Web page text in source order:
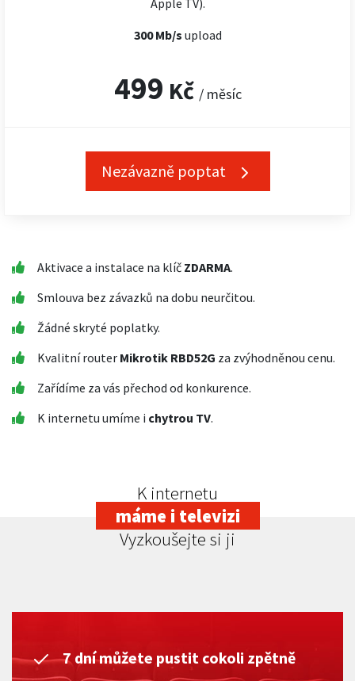
Apple TV).
300 Mb/s upload
499 Kč / měsíc
Nezávazně poptat
Aktivace a instalace na klíč ZDARMA.
Smlouva bez závazků na dobu neurčitou.
Žádné skryté poplatky.
Kvalitní router Mikrotik RBD52G za zvýhodněnou cenu.
Zařídíme za vás přechod od konkurence.
K internetu umíme i chytrou TV.
K internetu
máme i televizi
Vyzkoušejte si ji
7 dní můžete pustit cokoli zpětně